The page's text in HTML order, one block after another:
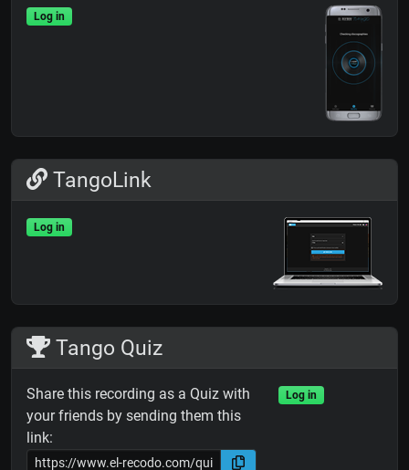
Log in
TangoLink
Log in
Tango Quiz
Share this recording as a Quiz with
your friends by sending them this
link:
Log in